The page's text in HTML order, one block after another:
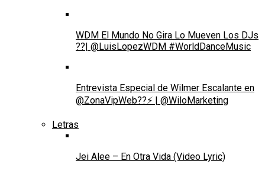
WDM El Mundo No Gira Lo Mueven Los DJs
??| @LuisLopezWDM #WorldDanceMusic
Entrevista Especial de Wilmer Escalante en
@ZonaVipWeb??⚡ | @WiloMarketing
Letras
Jei Alee – En Otra Vida (Video Lyric)